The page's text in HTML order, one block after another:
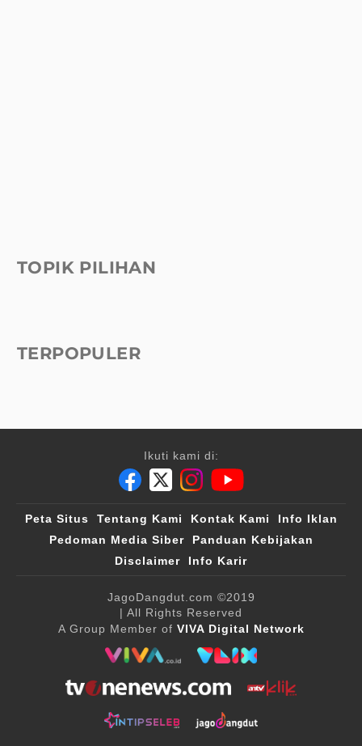
TOPIK PILIHAN
TERPOPULER
Ikuti kami di:
Peta Situs Tentang Kami Kontak Kami
Info Iklan
Pedoman Media Siber
Panduan Kebijakan
Disclaimer
Info Karir
JagoDangdut.com ©2019
| All Rights Reserved
A Group Member of VIVA Digital Network